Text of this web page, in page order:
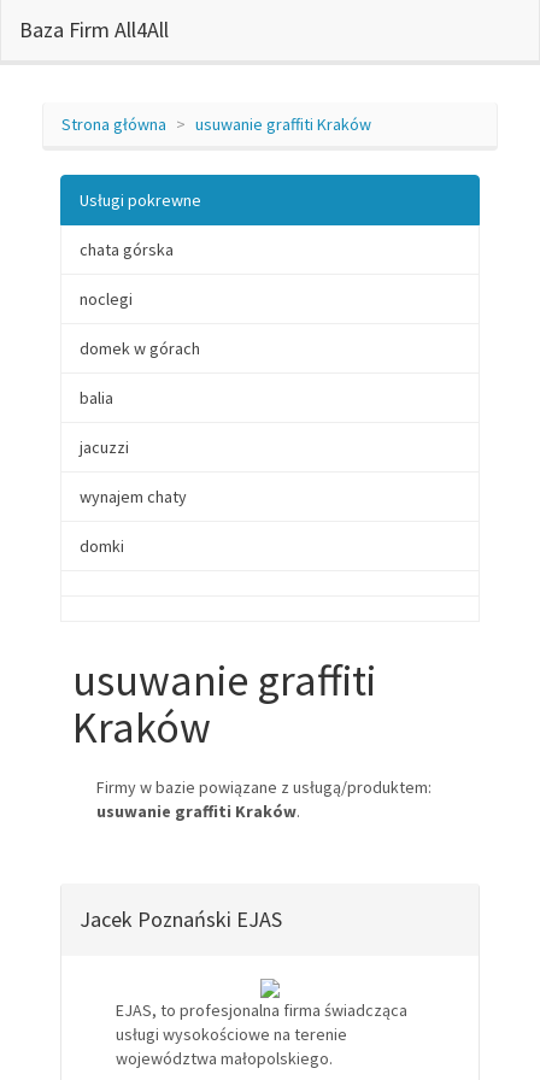
Baza Firm All4All
Strona główna usuwanie graffiti Kraków
Usługi pokrewne
chata górska
noclegi
domek w górach
balia
jacuzzi
wynajem chaty
domki
usuwanie graffiti
Kraków
Firmy w bazie powiązane z usługą/produktem:
usuwanie graffiti Kraków.
Jacek Poznański EJAS
EJAS, to profesjonalna firma świadcząca
usługi wysokościowe na terenie
województwa małopolskiego.